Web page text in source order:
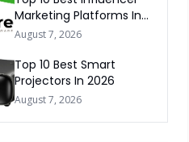
Marketing Platforms In
The World 2026
August 7, 2026
Top 10 Best Smart
Projectors In 2026
August 7, 2026